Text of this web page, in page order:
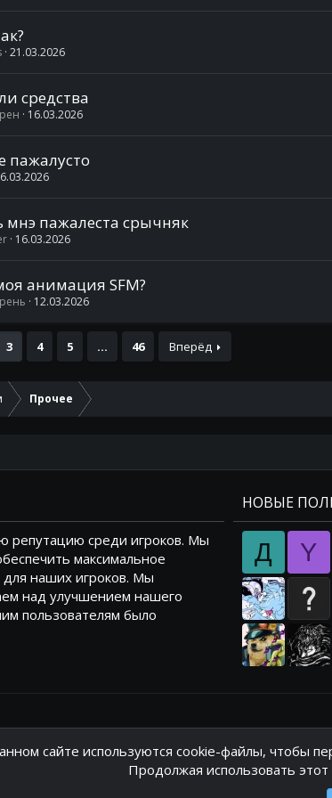
21.03.2026
средства
16.03.2026
пажалусто
мнэ пажалеста срычняк
16.03.2026
анимация SFM?
12.03.2026
3 4 5 ... 46 Вперёд
Прочее
среди игроков. Мы
максимальное
для наших игроков. Мы
над улучшением нашего
пользователям было
НОВЫЕ
Д Y
сайте используются cookie-файлы, чтобы
Продолжая использовать